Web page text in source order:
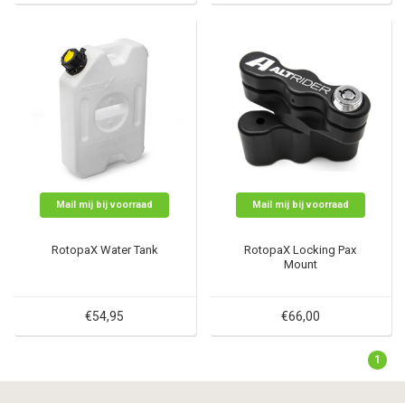
Mail mij bij voorraad
RotopaX Water Tank
€54,95
Mail mij bij voorraad
RotopaX Locking Pax
Mount
€66,00
1